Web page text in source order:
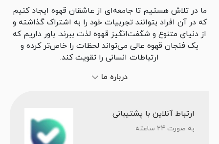
ارتباط آنلاین با پشتیبانی
به صورت 24 ساعته
ما در تلاش هستیم تا جامعه‌ای از عاشقان قهوه ایجاد کنیم
که در آن افراد بتوانند تجربیات خود را به اشتراک گذاشته و
از دنیای متنوع و شگفت‌انگیز قهوه لذت ببرند. باور داریم که
یک فنجان قهوه عالی می‌تواند لحظات را خاص‌تر کرده و
ارتباطات انسانی را تقویت کند.
درباره ما